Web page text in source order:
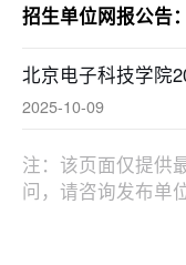
招生单位网报公告：
2025-10-09
注：该页面仅提供
问，请咨询发布单位